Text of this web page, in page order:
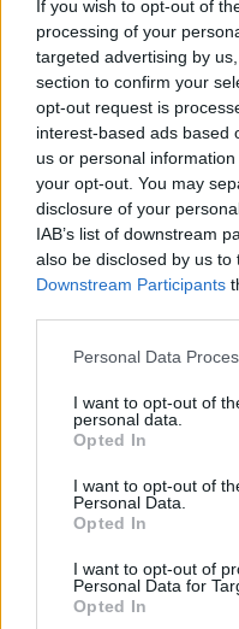
If you wish to opt-out of
processing of your
targeted advertising by
section to confirm your
opt-out request is
interest-based ads based
us or personal
your opt-out. You may
disclosure of your
IAB’s list of downstream
also be disclosed by us to
Downstream Participants
Personal Data
I want to opt-out of
personal data.
Opted In
I want to opt-out of
Personal Data.
Opted In
I want to opt-out of
Personal Data for
Opted In
PIÙ LETTI OGGI